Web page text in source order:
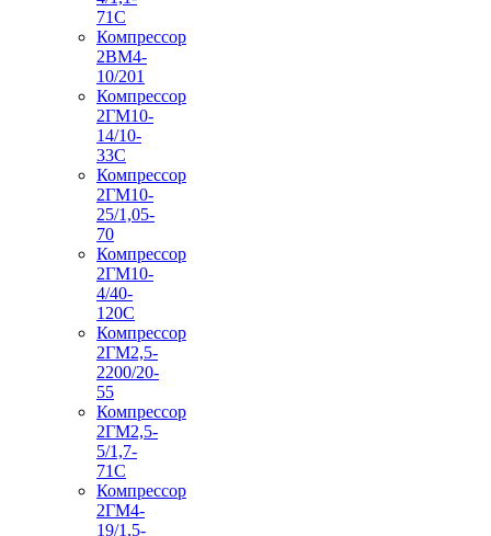
71С
Компрессор
2ВМ4-
10/201
Компрессор
2ГМ10-
14/10-
33С
Компрессор
2ГМ10-
25/1,05-
70
Компрессор
2ГМ10-
4/40-
120С
Компрессор
2ГМ2,5-
2200/20-
55
Компрессор
2ГМ2,5-
5/1,7-
71С
Компрессор
2ГМ4-
19/1,5-